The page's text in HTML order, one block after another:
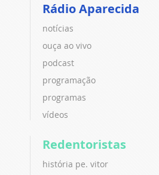
Rádio Aparecida
notícias
ouça ao vivo
podcast
programação
programas
vídeos
Redentoristas
história pe. vitor